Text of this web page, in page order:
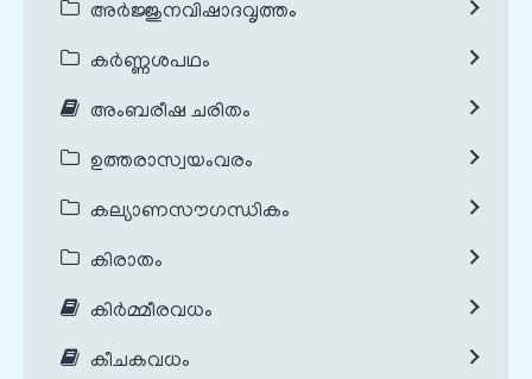
അർജ്ജുനവിഷാദവൃത്തം
കർണ്ണശപഥം
അംബരീഷ ചരിതം
ഉത്തരാസ്വയംവരം
കല്യാണസൗഗന്ധികം
കിരാതം
കിർമ്മീരവധം
കീചകവധം